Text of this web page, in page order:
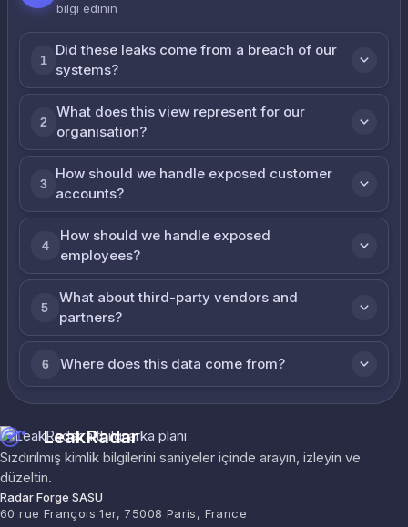
bilgi edinin
1
Did these leaks come from a breach of our
systems?
2
What does this view represent for our
organisation?
3
How should we handle exposed customer
accounts?
4
How should we handle exposed
employees?
5
What about third-party vendors and
partners?
6 Where does this data come from?
LeakRadar
Sızdırılmış kimlik bilgilerini saniyeler içinde arayın, izleyin ve
düzeltin.
Radar Forge SASU
60 rue François 1er, 75008 Paris, France